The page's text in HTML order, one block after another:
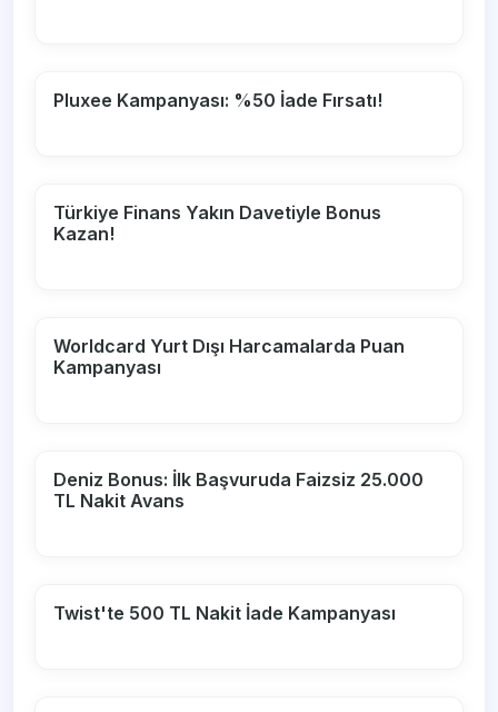
Pluxee Kampanyası: %50 İade Fırsatı!
Türkiye Finans Yakın Davetiyle Bonus
Kazan!
Worldcard Yurt Dışı Harcamalarda Puan
Kampanyası
Deniz Bonus: İlk Başvuruda Faizsiz 25.000
TL Nakit Avans
Twist'te 500 TL Nakit İade Kampanyası